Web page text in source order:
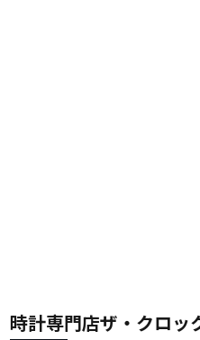
時計専門店ザ・クロッ